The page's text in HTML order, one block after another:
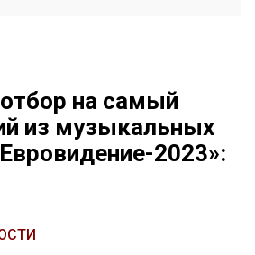
на самый
из музыкальных
2023»: